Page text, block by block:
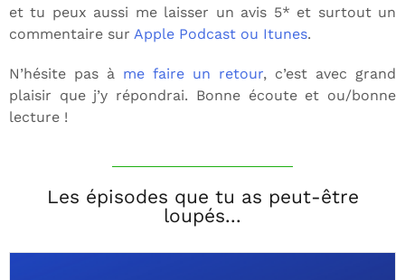
et tu peux aussi me laisser un avis 5* et surtout un
commentaire sur Apple Podcast ou Itunes.
N’hésite pas à me faire un retour, c’est avec grand
plaisir que j’y répondrai. Bonne écoute et ou/bonne
lecture !
Les épisodes que tu as peut-être
loupés...